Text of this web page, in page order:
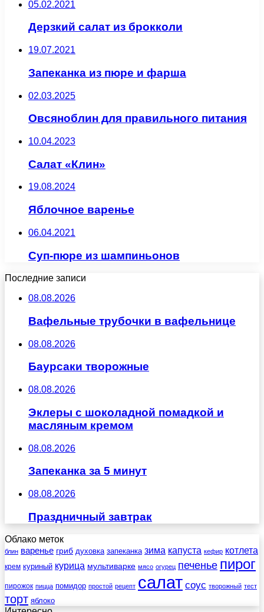
05.02.2021
Дерзкий салат из брокколи
19.07.2021
Запеканка из пюре и фарша
02.03.2025
Овсяноблин для правильного питания
10.04.2023
Салат «Клин»
19.08.2024
Яблочное варенье
06.04.2021
Суп-пюре из шампиньонов
Последние записи
08.08.2026
Вафельные трубочки в вафельнице
08.08.2026
Баурсаки творожные
08.08.2026
Эклеры с шоколадной помадкой и
масляным кремом
08.08.2026
Запеканка за 5 минут
08.08.2026
Праздничный завтрак
Облако меток
блин варенье гриб духовка запеканка зима капуста кефир котлета
крем куриный курица мультиварке мясо огурец печенье пирог
пирожок пицца помидор простой рецепт салат соус творожный тест
торт яблоко